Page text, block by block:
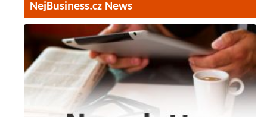
NejBusiness.cz News